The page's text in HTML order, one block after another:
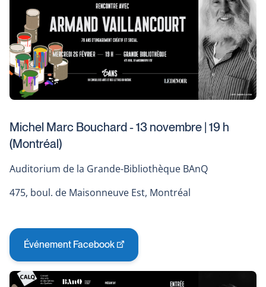
in
a
new
window
Michel Marc Bouchard - 13 novembre | 19 h
(Montréal)
Auditorium de la Grande-Bibliothèque BAnQ
475, boul. de Maisonneuve Est, Montréal
Événement Facebook
This
link
will